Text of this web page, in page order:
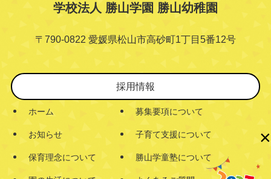
学校法人 勝山学園 勝山幼稚園
〒790-0822 愛媛県松山市高砂町1丁目5番12号
採用情報
ホーム
お知らせ
保育理念について
募集要項について
子育て支援について
勝山学童塾について
×